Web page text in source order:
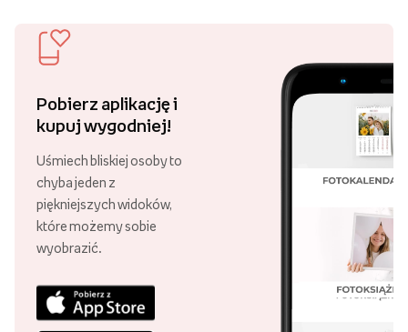
Pobierz aplikację i
kupuj wygodniej!
Uśmiech bliskiej osoby to
chyba jeden z
piękniejszych widoków,
które możemy sobie
wyobrazić.